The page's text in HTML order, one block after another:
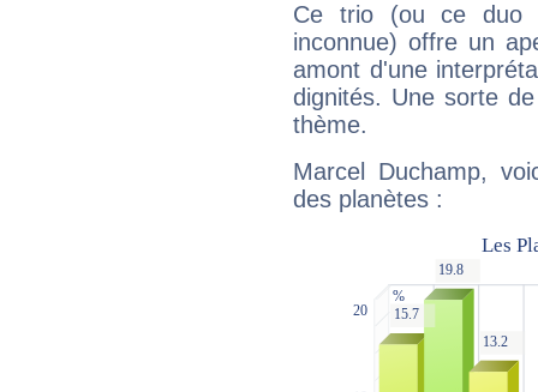
Ce trio (ou ce duo
inconnue) offre un
amont d'une
dignités. Une sorte
thème.
Marcel Duchamp,
des planètes :